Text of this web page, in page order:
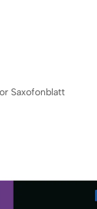
Saxofonblatt